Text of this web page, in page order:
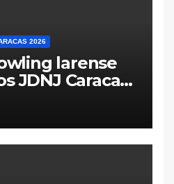
2026
larense
JDNJ Caracas